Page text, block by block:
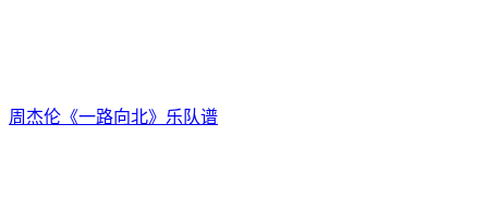
周杰伦《一路向北》乐队谱